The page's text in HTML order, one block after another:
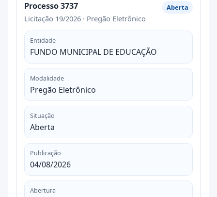
Processo 3737
Licitação 19/2026 · Pregão Eletrônico
Aberta
Entidade
FUNDO MUNICIPAL DE EDUCAÇÃO
Modalidade
Pregão Eletrônico
Situação
Aberta
Publicação
04/08/2026
Abertura